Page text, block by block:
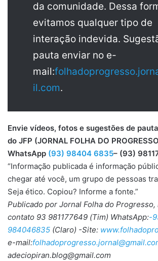
da comunidade. Dessa
evitamos qualquer tipo de
interação indevida.
pauta enviar no e-
mail:
il.com.
Envie vídeos, fotos e sugestões de
do JFP (JORNAL FOLHA DO
WhatsApp (93) 98404 6835– (93)
“Informação publicada é informação
chegar até você, um grupo de pessoas
Seja ético. Copiou? Informe a fonte.”
Publicado por Jornal Folha do Progresso,
contato 93 981177649 (Tim) WhatsApp:-
984046835 (Claro) -Site:
e-mail:
adeciopiran.blog@gmail.com